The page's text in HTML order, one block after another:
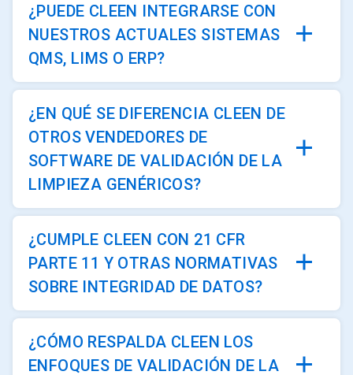
¿PUEDE CLEEN INTEGRARSE CON
NUESTROS ACTUALES SISTEMAS
QMS, LIMS O ERP?
¿EN QUÉ SE DIFERENCIA CLEEN DE
OTROS VENDEDORES DE
SOFTWARE DE VALIDACIÓN DE LA
LIMPIEZA GENÉRICOS?
¿CUMPLE CLEEN CON 21 CFR
PARTE 11 Y OTRAS NORMATIVAS
SOBRE INTEGRIDAD DE DATOS?
¿CÓMO RESPALDA CLEEN LOS
ENFOQUES DE VALIDACIÓN DE LA